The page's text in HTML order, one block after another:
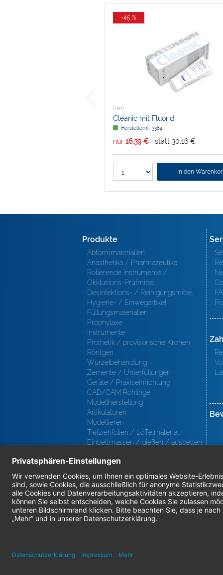
-45 %
Kerr
Cleanic mit Fluorid
Herstellernr: 3384
nur 16,39 € statt 30,16 €
In den
Produkte
Abformmaterialien
Anästhetika / Pharmazeutika
Rotierende Instrumente /
Okklusions-Prüfmittel
Desinfektions- / Reinigungsmittel
Hygiene- / Einwegartikel
Füllungsmaterialien
Prophylaxe
Instrumente
Prothetik / provisorische Kronen
Röntgen
Wurzelbehandlung
Zemente / Unterfüllungen
Geräte / Praxiseinrichtung
CAD/CAM Rohlinge
Modellherstellung
Artikulatoren
Modellieren
Tiefziehfolien / Löffelmaterial
Einbettmassen / gießen / ausbetten
Oberfl ächenbearbeitung
Keramik
Verblendmaterialien
Instrumente
Kieferorthopädie / Klammerdrähte
Verschiedenes (Labor)